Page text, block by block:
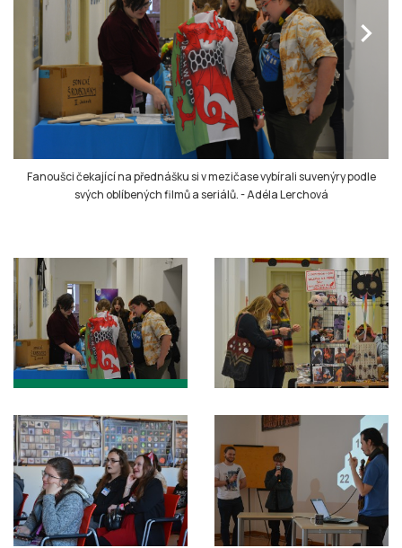
chevron_right
Fanoušci čekající na přednášku si v mezičase vybírali suvenýry podle
svých oblíbených filmů a seriálů.-Adéla Lerchová